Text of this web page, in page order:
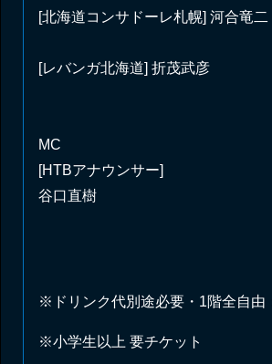
[北海道コンサドーレ札幌] 河合竜二
[レバンガ北海道] 折茂武彦
MC
[HTBアナウンサー]
谷口直樹
※ドリンク代別途必要・1階全自由
※小学生以上 要チケット